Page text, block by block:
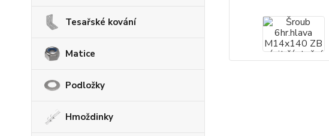
Tesařské kování
Matice
Podložky
Hmoždinky